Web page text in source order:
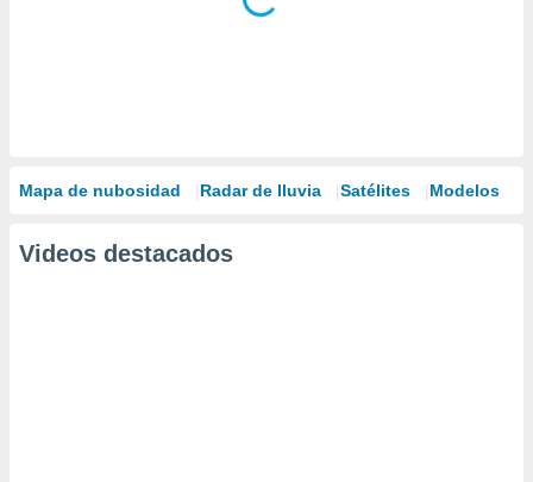
Mapa de nubosidad Radar de lluvia Satélites Modelos
Videos destacados